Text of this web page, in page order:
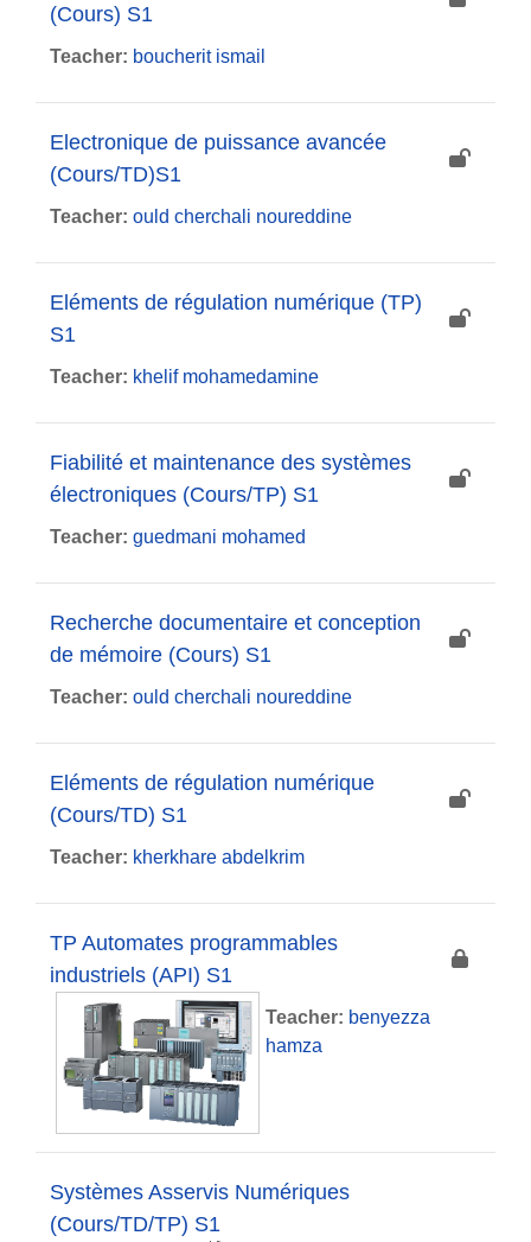
(Cours) S1
Teacher: boucherit ismail
Electronique de puissance avancée
(Cours/TD)S1
Teacher: ould cherchali noureddine
Eléments de régulation numérique (TP)
S1
Teacher: khelif mohamedamine
Fiabilité et maintenance des systèmes
électroniques (Cours/TP) S1
Teacher: guedmani mohamed
Recherche documentaire et conception
de mémoire (Cours) S1
Teacher: ould cherchali noureddine
Eléments de régulation numérique
(Cours/TD) S1
Teacher: kherkhare abdelkrim
TP Automates programmables
industriels (API) S1
Teacher: benyezza
hamza
Systèmes Asservis Numériques
(Cours/TD/TP) S1